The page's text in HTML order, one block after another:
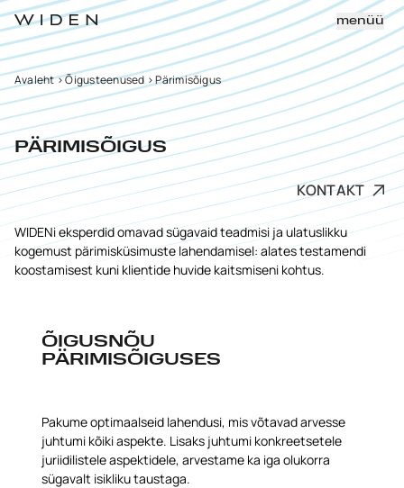
menüü
Avaleht>Õigusteenused >Pärimisõigus
PÄRIMISÕIGUS
KONTAKT
WIDENi eksperdid omavad sügavaid teadmisi ja ulatuslikku
kogemust pärimisküsimuste lahendamisel: alates testamendi
koostamisest kuni klientide huvide kaitsmiseni kohtus.
ÕIGUSNÕU
PÄRIMISÕIGUSES
Pakume optimaalseid lahendusi, mis võtavad arvesse
juhtumi kõiki aspekte. Lisaks juhtumi konkreetsetele
juriidilistele aspektidele, arvestame ka iga olukorra
sügavalt isikliku taustaga.